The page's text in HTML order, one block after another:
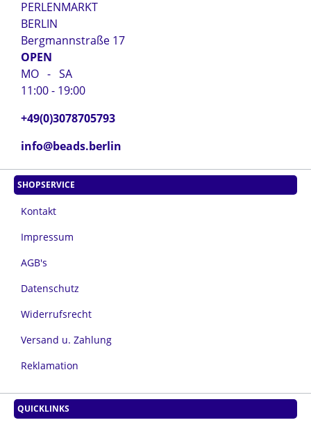
PERLENMARKT
BERLIN
Bergmannstraße 17
OPEN
MO - SA
11:00 - 19:00
+49(0)3078705793
info@beads.berlin
SHOPSERVICE
Kontakt
Impressum
AGB's
Datenschutz
Widerrufsrecht
Versand u. Zahlung
Reklamation
QUICKLINKS